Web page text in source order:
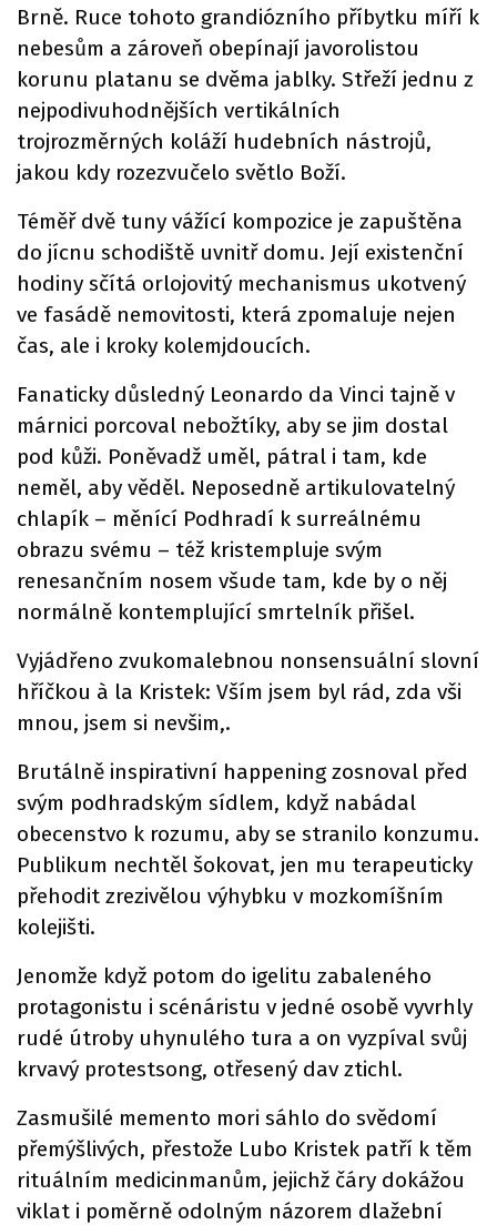
Brně. Ruce tohoto grandiózního příbytku míří k
nebesům a zároveň obepínají javorolistou
korunu platanu se dvěma jablky. Střeží jednu z
nejpodivuhodnějších vertikálních
trojrozměrných koláží hudebních nástrojů,
jakou kdy rozezvučelo světlo Boží.
Téměř dvě tuny vážící kompozice je zapuštěna
do jícnu schodiště uvnitř domu. Její existenční
hodiny sčítá orlojovitý mechanismus ukotvený
ve fasádě nemovitosti, která zpomaluje nejen
čas, ale i kroky kolemjdoucích.
Fanaticky důsledný Leonardo da Vinci tajně v
márnici porcoval nebožtíky, aby se jim dostal
pod kůži. Poněvadž uměl, pátral i tam, kde
neměl, aby věděl. Neposedně artikulovatelný
chlapík – měnící Podhradí k surreálnému
obrazu svému – též kristempluje svým
renesančním nosem všude tam, kde by o něj
normálně kontemplující smrtelník přišel.
Vyjádřeno zvukomalebnou nonsensuální slovní
hříčkou à la Kristek: Vším jsem byl rád, zda vši
mnou, jsem si nevšim,.
Brutálně inspirativní happening zosnoval před
svým podhradským sídlem, když nabádal
obecenstvo k rozumu, aby se stranilo konzumu.
Publikum nechtěl šokovat, jen mu terapeuticky
přehodit zrezivělou výhybku v mozkomíšním
kolejišti.
Jenomže když potom do igelitu zabaleného
protagonistu i scénáristu v jedné osobě vyvrhly
rudé útroby uhynulého tura a on vyzpíval svůj
krvavý protestsong, otřesený dav ztichl.
Zasmušilé memento mori sáhlo do svědomí
přemýšlivých, přestože Lubo Kristek patří k těm
rituálním medicinmanům, jejichž čáry dokážou
viklat i poměrně odolným názorem dlažební